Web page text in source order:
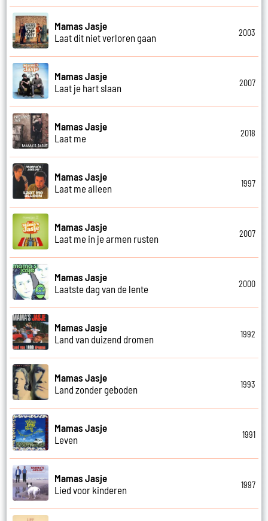
Mamas Jasje
Laat dit niet verloren gaan
2003
Mamas Jasje
Laat je hart slaan
2007
Mamas Jasje
Laat me
2018
Mamas Jasje
Laat me alleen
1997
Mamas Jasje
Laat me in je armen rusten
2007
Mamas Jasje
Laatste dag van de lente
2000
Mamas Jasje
Land van duizend dromen
1992
Mamas Jasje
Land zonder geboden
1993
Mamas Jasje
Leven
1991
Mamas Jasje
Lied voor kinderen
1997